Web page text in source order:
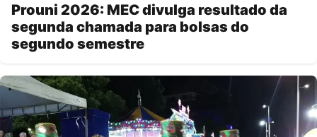
Prouni 2026: MEC divulga resultado da
segunda chamada para bolsas do
segundo semestre